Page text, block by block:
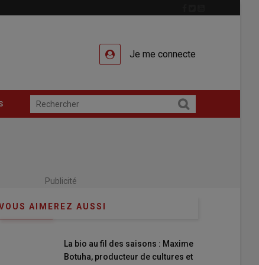
Je me connecte
Publicité
AIMEREZ AUSSI
La bio au fil des saisons : Maxime
Botuha, producteur de cultures et